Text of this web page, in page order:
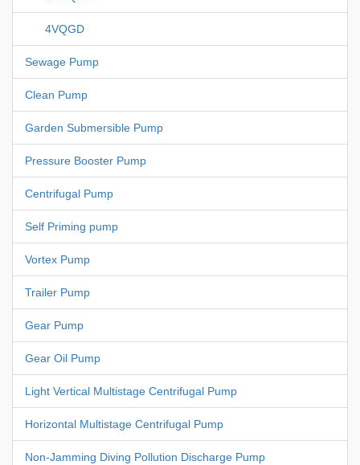
4VQGD
Sewage Pump
Clean Pump
Garden Submersible Pump
Pressure Booster Pump
Centrifugal Pump
Self Priming pump
Vortex Pump
Trailer Pump
Gear Pump
Gear Oil Pump
Light Vertical Multistage Centrifugal Pump
Horizontal Multistage Centrifugal Pump
Non-Jamming Diving Pollution Discharge Pump